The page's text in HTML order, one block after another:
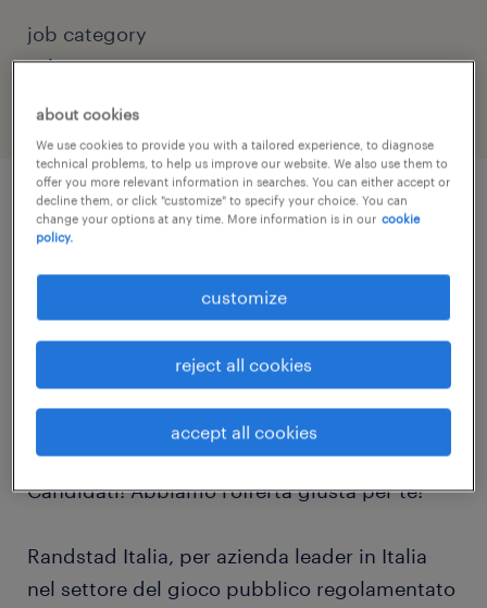
job category
sales
job details
Hai esperienza in ruoli commerciali,
promozionali o vendite?
Sei alla ricerca di una nuova opportunità
Candidati! Abbiamo l’offerta giusta per te!
Randstad Italia, per azienda leader in Italia
nel settore del gioco pubblico regolamentato
about cookies
We use cookies to provide you with a tailored experience, to diagnose
technical problems, to help us improve our website. We also use them to
offer you more relevant information in searches. You can either accept or
decline them, or click "customize" to specify your choice. You can
change your options at any time. More information is in our cookie
policy.
customize
reject all cookies
accept all cookies